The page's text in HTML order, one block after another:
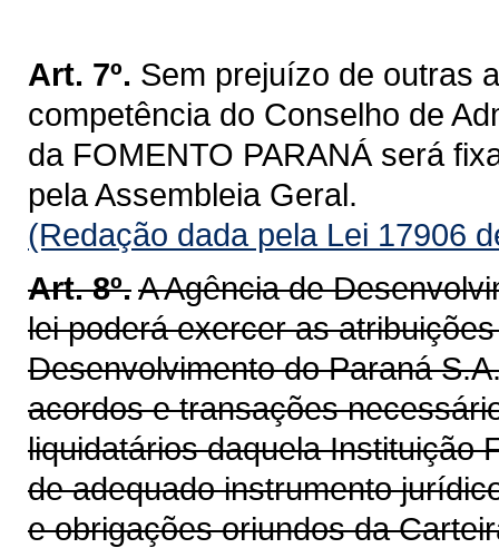
Art. 7º. Sem prejuízo de outras
competência do Conselho de
da FOMENTO PARANÁ será
pela Assembleia Geral.
(Redação dada pela Lei 17906
Art. 8º.A Agência de
lei poderá exercer as
Desenvolvimento do Paraná
acordos e transações
liquidatários daquela Instituição
de adequado instrumento
e obrigações oriundos da